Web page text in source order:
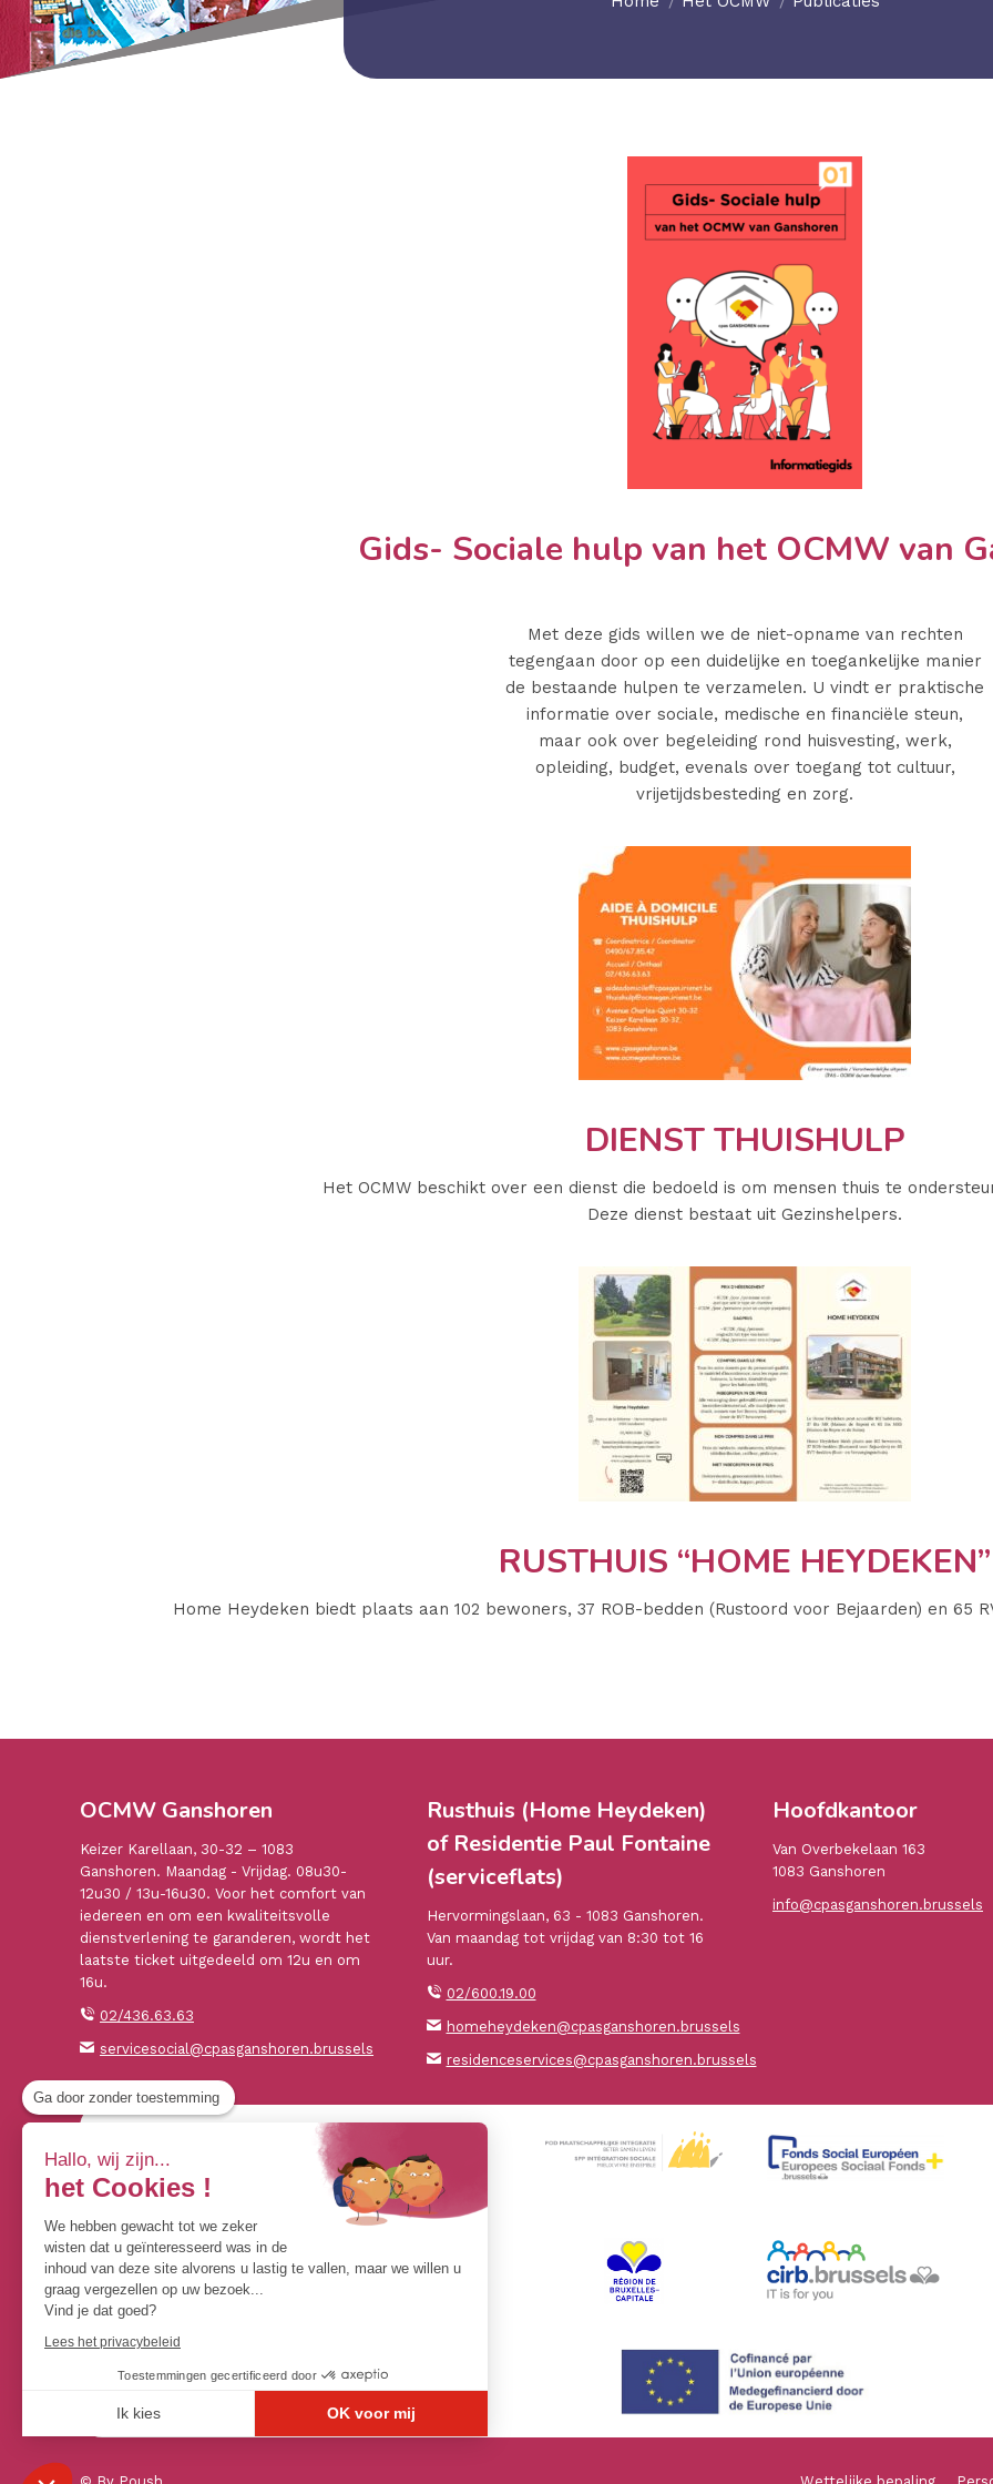
Gids- Sociale hulp van het OCMW van
Met deze gids willen we de niet-opname van rechten
tegengaan door op een duidelijke en toegankelijke manier
de bestaande hulpen te verzamelen. U vindt er praktische
informatie over sociale, medische en financiële steun,
maar ook over begeleiding rond huisvesting, werk,
opleiding, budget, evenals over toegang tot cultuur,
vrijetijdsbesteding en zorg.
DIENST THUISHULP
Het OCMW beschikt over een dienst die bedoeld is om mensen thuis te
Deze dienst bestaat uit Gezinshelpers.
RUSTHUIS “HOME HEYDEKEN”
Home Heydeken biedt plaats aan 102 bewoners, 37 ROB-bedden (Rustoord voor Bejaarden) en 65
OCMW Ganshoren
Keizer Karellaan, 30-32 – 1083
Ganshoren. Maandag - Vrijdag. 08u30-
12u30 / 13u-16u30. Voor het comfort van
iedereen en om een kwaliteitsvolle
dienstverlening te garanderen, wordt het
laatste ticket uitgedeeld om 12u en om
16u.
02/436.63.63
servicesocial@cpasganshoren.brussels
Rusthuis (Home Heydeken)
of Residentie Paul Fontaine
(serviceflats)
Hervormingslaan, 63 - 1083 Ganshoren.
Van maandag tot vrijdag van 8:30 tot 16
uur.
02/600.19.00
homeheydeken@cpasganshoren.brussels
residenceservices@cpasganshoren.brussels
Hoofdkantoor
Van Overbekelaan 163
1083 Ganshoren
info@cpasganshoren.brussels
© By Poush Wettelijke bepaling
Ga door zonder toestemming
Hallo, wij zijn...
het Cookies !
We hebben gewacht tot we zeker
wisten dat u geïnteresseerd was in de
inhoud van deze site alvorens u lastig te vallen, maar we willen u
graag vergezellen op uw bezoek...
Vind je dat goed?
Lees het privacybeleid
Toestemmingen gecertificeerd door
Ik kies OK voor mij